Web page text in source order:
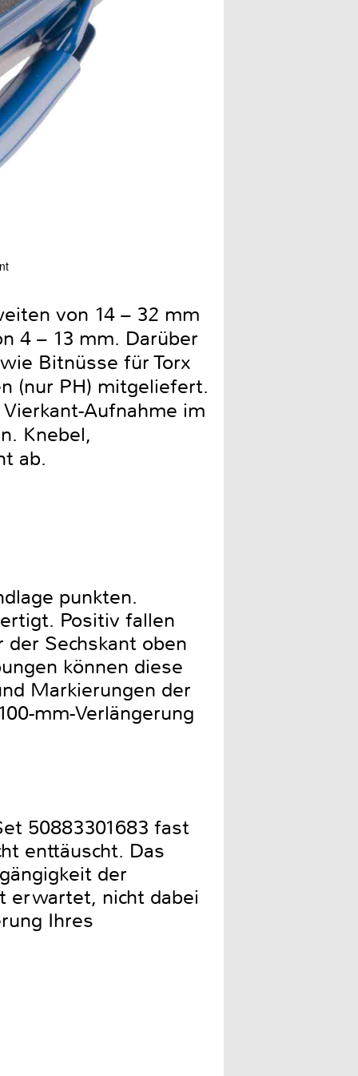
von 14 – 32 mm
4 – 13 mm. Darüber
Bitnüsse für Torx
(nur PH) mitgeliefert.
Aufnahme im
Knebel,
ab.
punkten.
Positiv fallen
Sechskant oben
können diese
Markierungen der
mm-Verlängerung
50883301683 fast
enttäuscht. Das
der
erwartet, nicht dabei
Ihres